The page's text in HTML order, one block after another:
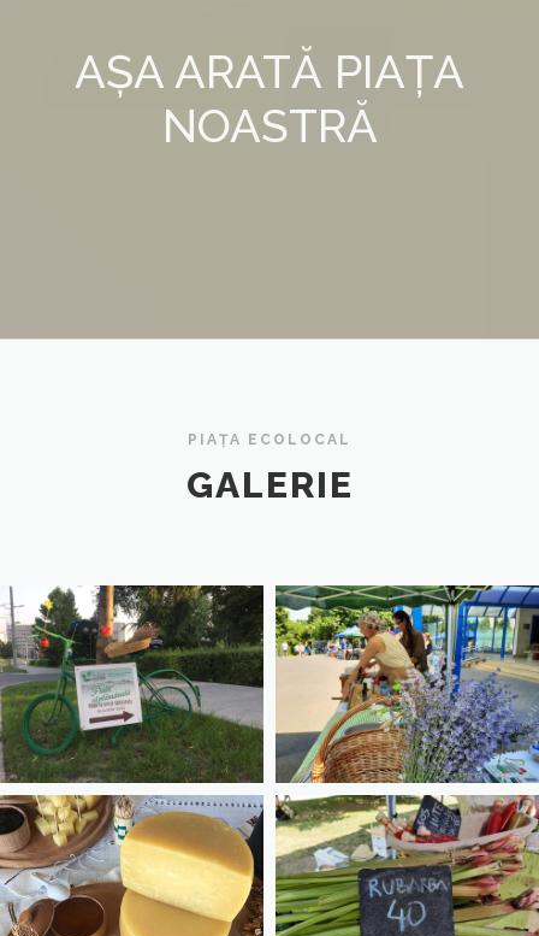
AȘA ARATĂ PIAȚA
NOASTRĂ
PIAȚA ECOLOCAL
GALERIE